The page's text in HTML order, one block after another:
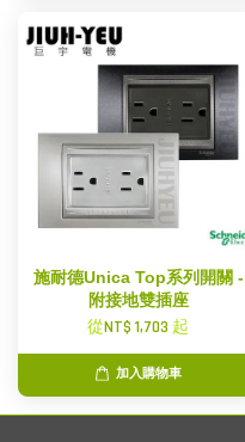
施耐德Unica Top系列開關 -
附接地雙插座
從NT$ 1,703 起
加入購物車